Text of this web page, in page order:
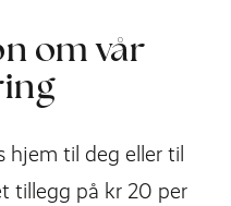
om vår
hjem til deg eller til
tillegg på kr 20 per